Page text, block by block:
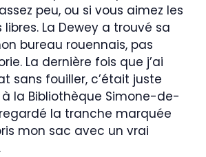
peu, ou si vous aimez les
La Dewey a trouvé sa
bureau rouennais, pas
La dernière fois que j’ai
sans fouiller, c’était juste
la Bibliothèque Simone-de-
regardé la tranche marquée
mon sac avec un vrai